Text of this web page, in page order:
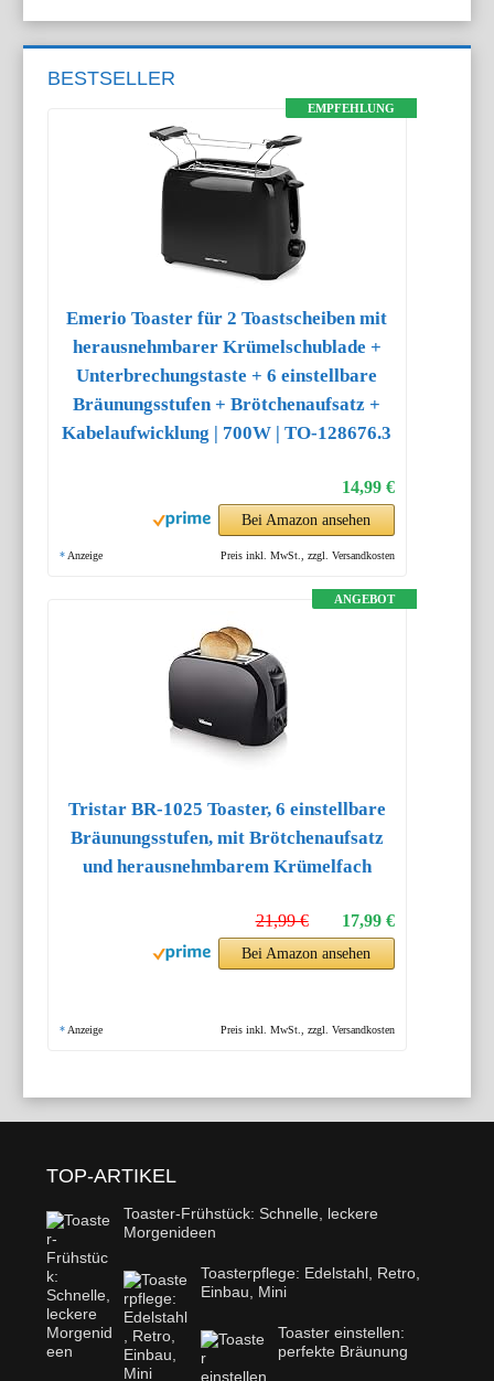
BESTSELLER
EMPFEHLUNG
Emerio Toaster für 2 Toastscheiben mit
herausnehmbarer Krümelschublade +
Unterbrechungstaste + 6 einstellbare
Bräunungsstufen + Brötchenaufsatz +
Kabelaufwicklung | 700W | TO-128676.3
14,99 €
Bei Amazon ansehen
* Anzeige Preis inkl. MwSt., zzgl. Versandkosten
ANGEBOT
Tristar BR-1025 Toaster, 6 einstellbare
Bräunungsstufen, mit Brötchenaufsatz
und herausnehmbarem Krümelfach
17,99 €
21,99 €
Bei Amazon ansehen
* Anzeige Preis inkl. MwSt., zzgl. Versandkosten
TOP-ARTIKEL
Toaster-Frühstück: Schnelle, leckere
Morgenideen
Toasterpflege: Edelstahl, Retro,
Einbau, Mini
Toaster einstellen:
perfekte Bräunung